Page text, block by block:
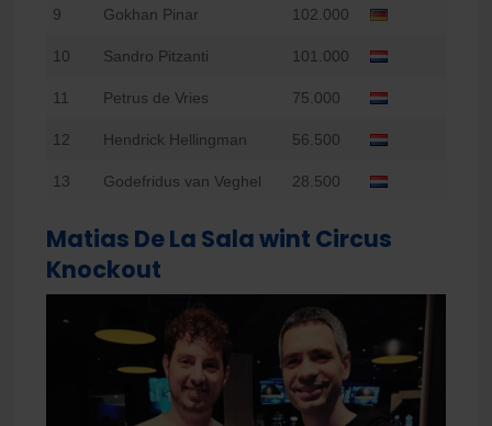
9 Gokhan Pinar 102.000
10 Sandro Pitzanti 101.000
11 Petrus de Vries 75.000
12 Hendrick Hellingman 56.500
13 Godefridus van Veghel 28.500
Matias De La Sala wint Circus
Knockout